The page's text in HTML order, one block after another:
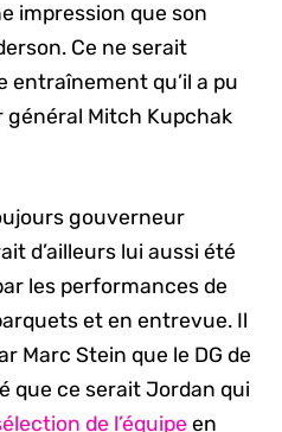
impression que son
Ce ne serait
entraînement qu’il a pu
Mitch Kupchak
gouverneur
d’ailleurs lui aussi été
les performances de
et en entrevue. Il
Marc Stein que le DG de
que ce serait Jordan qui
de l’équipe en